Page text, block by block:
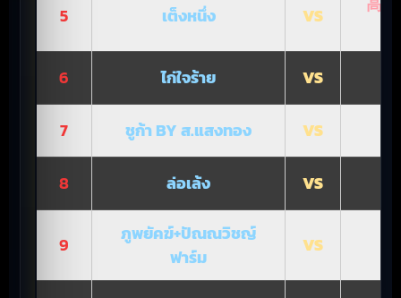
5 เต็งหนึ่ง VS
6 ไก่ใจร้าย VS
7 ชูก้า BY ส.แสงทอง VS
8 ล่อเล้ง VS
9
ภูพยัคฆ์+ปัณณวิชญ์
ฟาร์ม
VS